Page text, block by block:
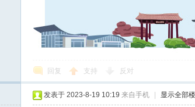
回复 支持 反对
发表于 2023-8-19 10:19 来自手机 显示全部